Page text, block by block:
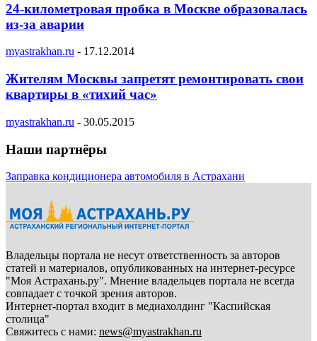
24-километровая пробка в Москве образовалась
из-за аварии
myastrakhan.ru - 17.12.2014
Жителям Москвы запретят ремонтировать свои
квартиры в «тихий час»
myastrakhan.ru - 30.05.2015
Наши партнёры
Заправка кондиционера автомобиля в Астрахани
Владельцы портала не несут ответственность за авторов
статей и материалов, опубликованных на интернет-ресурсе
"Моя Астрахань.ру". Мнение владельцев портала не всегда
совпадает с точкой зрения авторов.
Интернет-портал входит в медиахолдинг "Каспийская
столица"
Свяжитесь с нами: news@myastrakhan.ru